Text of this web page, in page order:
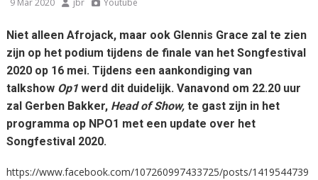
Niet alleen Afrojack, maar ook Glennis Grace zal te zien
zijn op het podium tijdens de finale van het Songfestival
2020 op 16 mei. Tijdens een aankondiging van
talkshow Op1 werd dit duidelijk. Vanavond om 22.20 uur
zal Gerben Bakker, Head of Show,te gast zijn in het
programma op NPO1 met een update over het
Songfestival 2020.
https://www.facebook.com/107260997433725/posts/1419544739